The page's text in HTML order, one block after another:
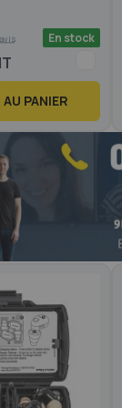
En stock
PANIER